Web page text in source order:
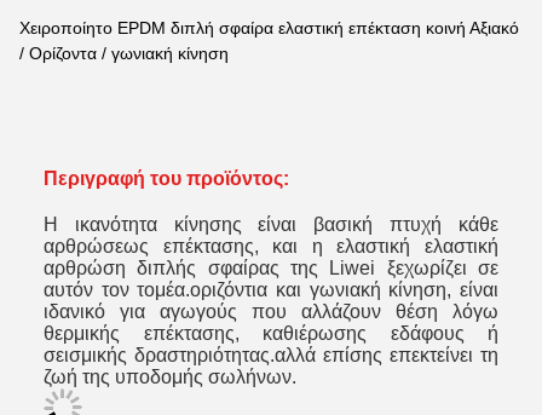
Χειροποίητο EPDM διπλή σφαίρα ελαστική επέκταση κοινή Αξιακό
/ Ορίζοντα / γωνιακή κίνηση
Περιγραφή του προϊόντος:
Η ικανότητα κίνησης είναι βασική πτυχή κάθε
αρθρώσεως επέκτασης, και η ελαστική ελαστική
αρθρώση διπλής σφαίρας της Liwei ξεχωρίζει σε
αυτόν τον τομέα.οριζόντια και γωνιακή κίνηση, είναι
ιδανικό για αγωγούς που αλλάζουν θέση λόγω
θερμικής επέκτασης, καθιέρωσης εδάφους ή
σεισμικής δραστηριότητας.αλλά επίσης επεκτείνει τη
ζωή της υποδομής σωλήνων.